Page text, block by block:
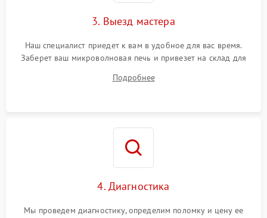
3. Выезд мастера
Наш специалист приедет к вам в удобное для вас время.
Заберет ваш микроволновая печь и привезет на склад для
Подробнее
4. Диагностика
Мы проведем диагностику, определим поломку и цену ее